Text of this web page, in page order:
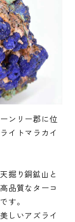
ンリー郡に位
イトマラカイ
掘り銅鉱山と
品質なターコ
す。
しいアズライ